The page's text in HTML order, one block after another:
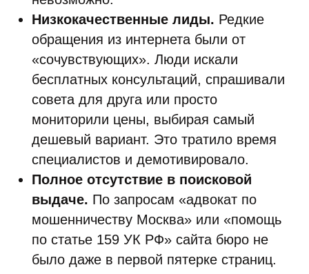
Низкокачественные лиды. Редкие
обращения из интернета были от
«сочувствующих». Люди искали
бесплатных консультаций, спрашивали
совета для друга или просто
мониторили цены, выбирая самый
дешевый вариант. Это тратило время
специалистов и демотивировало.
Полное отсутствие в поисковой
выдаче. По запросам «адвокат по
мошенничеству Москва» или «помощь
по статье 159 УК РФ» сайта бюро не
было даже в первой пятерке страниц.